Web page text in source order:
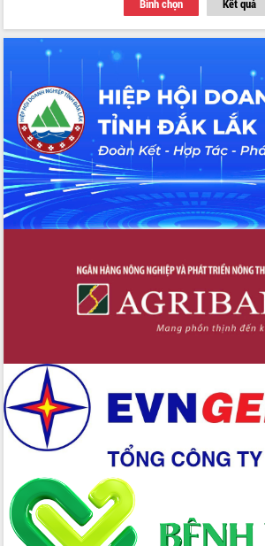
Thứ trưởng Bộ Y tế làm việc với tỉnh
Đắk Lắk về phát triển nhân lực y tế
cho trạm y tế cấp xã
Du lịch Đắk Lắk nâng tầm trải nghiệm
du khách thông qua Hệ thống cơ sở dữ
liệu và Bản đồ số
Tập huấn ứng dụng trí tuệ nhân tạo (AI)
trong thương mại điện tử năm 2026
Đoàn đại biểu Quốc hội tỉnh Đắk Lắk
trao đổi thông tin trước Kỳ họp thứ
nhất, Quốc hội khóa XVI
Quyết liệt cải cách hành chính, khơi
Nâng cao hiệu lực, hiệu quả HĐND
tỉnh thông qua hiện đại hóa hành chính
Xã Ea Phê gắn cải cách hành chính với
Hồ Thị Nguyên Thảo làm việc tại Trung
tâm Phục vụ hành chính công xã Ea
Xây dựng nền hành chính số đồng
hành cùng nông dân dân, doanh nghiệp
Giai đoạn 2026-2030, Đắk Lắk phấn
đấu có 77% xã đạt chuẩn nông thôn
mới
Chuyển đổi số 'mở đường' cho nông
nghiệp Đắk Lắk tăng trưởng bứt phá
Bình chọn Kết quả